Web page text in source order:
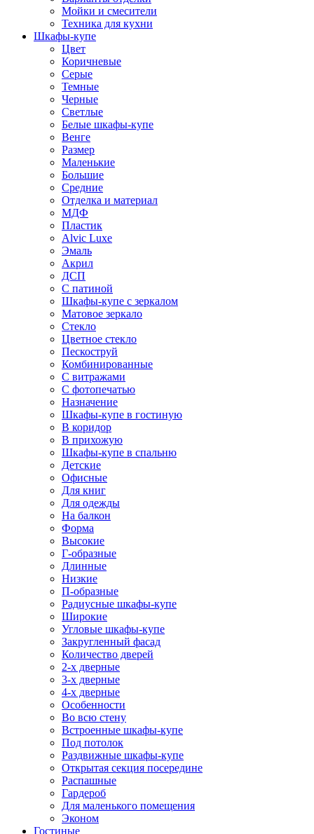
Мойки и смесители
Техника для кухни
Шкафы-купе
Цвет
Коричневые
Серые
Темные
Черные
Светлые
Белые шкафы-купе
Венге
Размер
Маленькие
Большие
Средние
Отделка и материал
МДФ
Пластик
Alvic Luxe
Эмаль
Акрил
ДСП
С патиной
Шкафы-купе с зеркалом
Матовое зеркало
Стекло
Цветное стекло
Пескоструй
Комбинированные
С витражами
С фотопечатью
Назначение
Шкафы-купе в гостиную
В коридор
В прихожую
Шкафы-купе в спальню
Детские
Офисные
Для книг
Для одежды
На балкон
Форма
Высокие
Г-образные
Длинные
Низкие
П-образные
Радиусные шкафы-купе
Широкие
Угловые шкафы-купе
Закругленный фасад
Количество дверей
2-х дверные
3-х дверные
4-х дверные
Особенности
Во всю стену
Встроенные шкафы-купе
Под потолок
Раздвижные шкафы-купе
Открытая секция посередине
Распашные
Гардероб
Для маленького помещения
Эконом
Гостиные